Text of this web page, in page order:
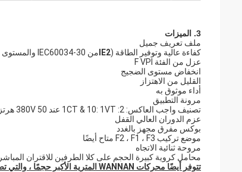
3. الميزات
ملف تعريف جميل
كفاءة عالية وتوفير الطاقة (IE2 من IEC60034-30 والمستوى 3 من GB18613-2012)
عزل من الفئة F VPI
انخفاض مستوى الضجيج
القليل من الاهتزاز
أداء موثوق به
مرونة التطبيق
تصنيف واجب العاكس: 2: 1CT & 10: 1VT عند 380V 50 هرتز
عزم الدوران العالي القفل
بوكس مفرق مجهز بالغدد
موضع تركيب F2 ، F1 ، F3 متاح أيضًا
مروحة ثنائية الاتجاه
محامل كروية كبيرة الحجم على كلا الطرفين للاقتران المباشر
تتوفر أيضًا محركات WANNAN المترية الأكبر حجمًا ، والتي تصل سعتها إلى 2000 كيلو وات ، عند الطلب.